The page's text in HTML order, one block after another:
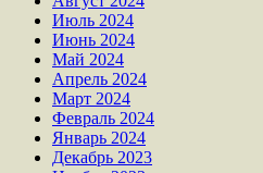
Июль 2024
Июнь 2024
Май 2024
Апрель 2024
Март 2024
Февраль 2024
Январь 2024
Декабрь 2023